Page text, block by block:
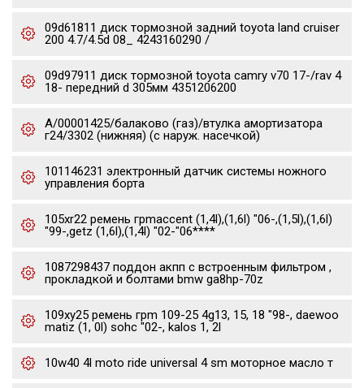
09d61811 диск тормозной задний toyota land cruiser
200 4.7/4.5d 08_ 4243160290 /
09d97911 диск тормозной toyota camry v70 17-/rav 4
18- передний d 305мм 4351206200
А/00001425/балаково (газ)/втулка амортизатора
г24/3302 (нижняя) (с наруж. насечкой)
101146231 электронный датчик системы ножного
управления борта
105xr22 ремень грmaccent (1,4l),(1,6l) "06-,(1,5l),(1,6l)
"99-,getz (1,6l),(1,4l) "02-"06****
1087298437 поддон акпп с встроенным фильтром ,
прокладкой и болтами bmw ga8hp-70z
109xy25 ремень грm 109-25 4g13, 15, 18 "98-, daewoo
matiz (1, 0l) sohc "02-, kalos 1, 2l
10w40 4l moto ride universal 4 sm моторное масло т